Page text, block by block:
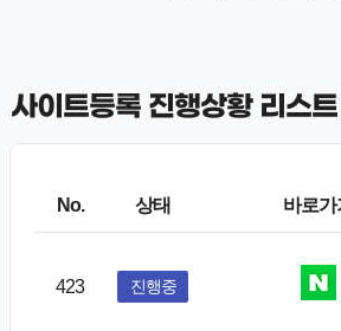
사이트등록 진행상황 리스트
No. 상태 바로가
423 진행중